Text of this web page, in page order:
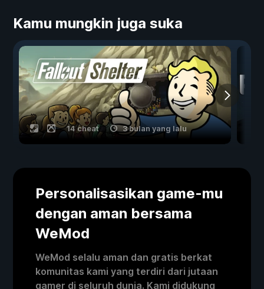
Kamu mungkin juga suka
14 cheat 3 bulan yang lalu
Personalisasikan game-mu
dengan aman bersama
WeMod
WeMod selalu aman dan gratis berkat
komunitas kami yang terdiri dari jutaan
gamer di seluruh dunia. Kami didukung